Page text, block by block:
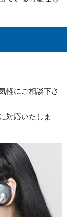
軽にご相談下さ
対応いたしま